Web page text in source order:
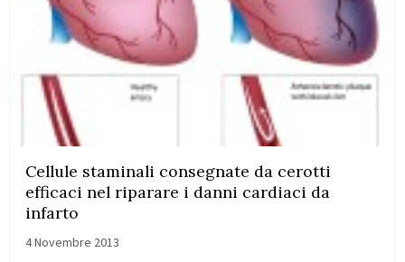
Cellule staminali consegnate da cerotti
efficaci nel riparare i danni cardiaci da
infarto
4 Novembre 2013